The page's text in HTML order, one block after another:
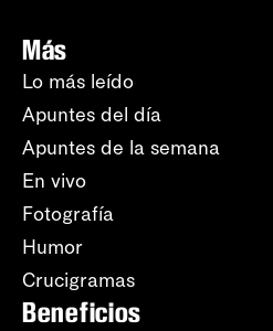
Más
Lo más leído
Apuntes del día
Apuntes de la semana
En vivo
Fotografía
Humor
Crucigramas
Beneficios